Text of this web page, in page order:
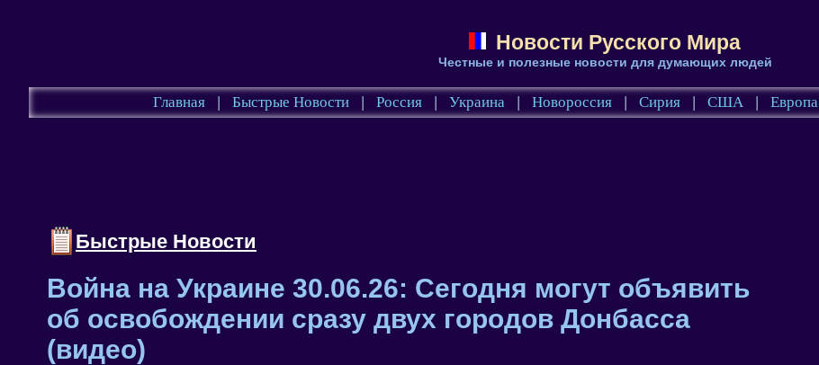
Новости Русского Мира
Честные и полезные новости для думающих людей
Главная | Быстрые Новости | Россия | Украина | Новороссия | Сирия | США | Европа
Быстрые Новости
Война на Украине 30.06.26: Сегодня могут объявить
об освобождении сразу двух городов Донбасса
(видео)